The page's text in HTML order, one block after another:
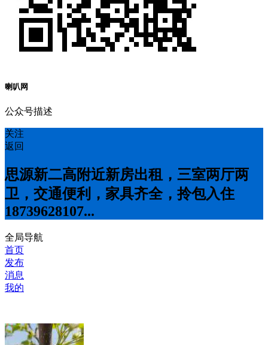
喇叭网
公众号描述
关注
返回
思源新二高附近新房出租，三室两厅两
卫，交通便利，家具齐全，拎包入住
18739628107...
全局导航
首页
发布
消息
我的